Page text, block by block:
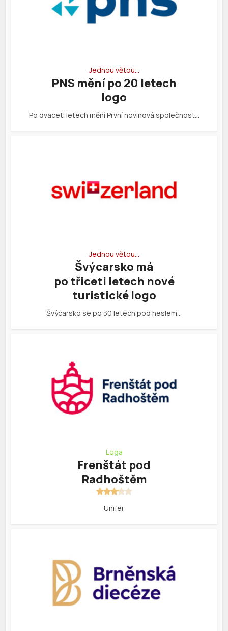
Jednou větou…
PNS mění po 20 letech
logo
Po dvaceti letech mění První novinová společnost…
Jednou větou…
Švýcarsko má
po třiceti letech nové
turistické logo
Švýcarsko se po 30 letech pod heslem…
Loga
Frenštát pod
Radhoštěm
Unifer